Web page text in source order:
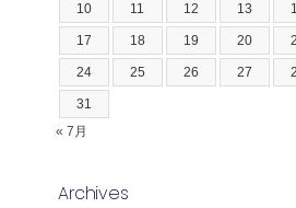
10 11 12 13
17 18 19 20
24 25 26 27
31
« 7月
Archives